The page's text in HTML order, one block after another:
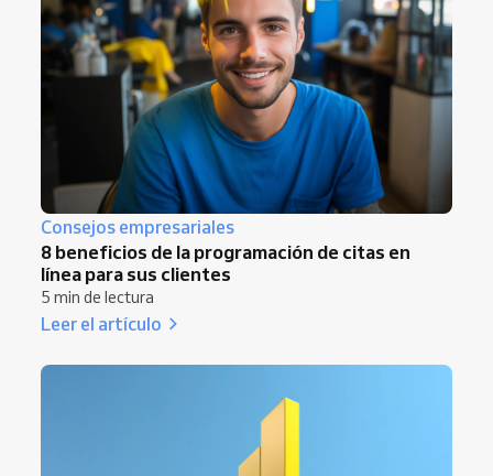
Consejos empresariales
8 beneficios de la programación de citas en
línea para sus clientes
5 min de lectura
Leer el artículo